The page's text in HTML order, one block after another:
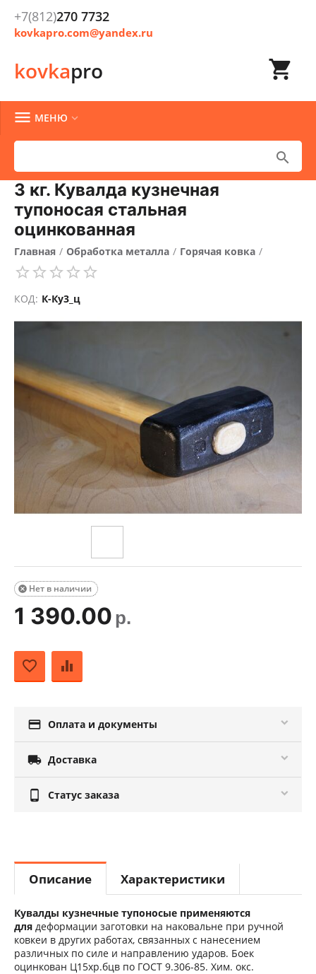
kovkapro
+7(812)270 7732
kovkapro.com@yandex.ru

 МЕНЮ 

3 кг. Кувалда кузнечная
тупоносая стальная
оцинкованная
Главная / Обработка металла / Горячая ковка /
Молотки кованые
КОД: К-Ку3_ц
Нет в наличии

1 390.00 р.
 Оплата и документы
 Доставка
 Статус заказа
Описание Характеристики
Кувалды кузнечные тупоносые применяются
для деформации заготовки на наковальне при ручной
ковкеи в других работах, связанных с нанесением
различных по силе и направлению ударов. Боек
оцинкован Ц15хр.бцв по ГОСТ 9.306-85. Хим. окс.